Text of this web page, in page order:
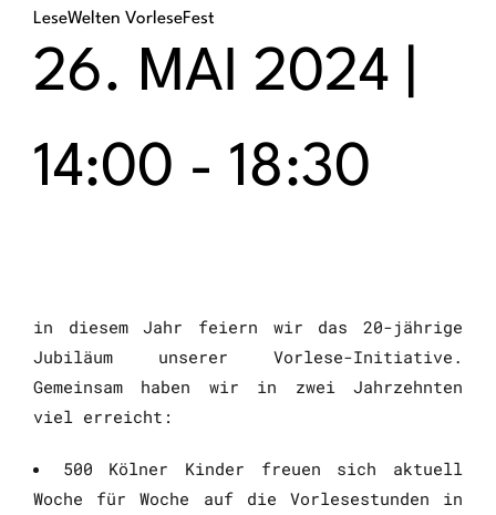
LeseWelten VorleseFest
26. MAI 2024 |
14:00 - 18:30
in diesem Jahr feiern wir das 20-jährige
Jubiläum unserer Vorlese-Initiative.
Gemeinsam haben wir in zwei Jahrzehnten
viel erreicht:
500 Kölner Kinder freuen sich aktuell
Woche für Woche auf die Vorlesestunden in